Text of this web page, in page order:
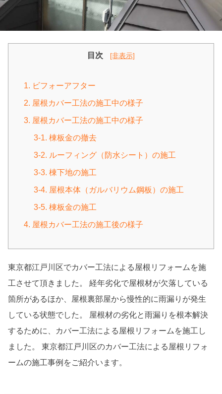
目次 [非表示]
1. ビフォーアフター
2. 屋根カバー工法の施工中の様子
3. 屋根カバー工法の施工中の様子
3-1. 棟板金の撤去
3-2. ルーフィング（防水シート）の施工
3-3. 棟下地の施工
3-4. 屋根本体（ガルバリウム鋼板）の施工
3-5. 棟板金の施工
4. 屋根カバー工法の施工後の様子
東京都江戸川区でカバー工法による屋根リフォームを施
工させて頂きました。 経年劣化で屋根材が欠落している
箇所があるほか、屋根裏部屋から慢性的に雨漏りが発生
している状態でした。 屋根材の劣化と雨漏りを根本解決
するために、カバー工法による屋根リフォームを施工し
ました。 東京都江戸川区のカバー工法による屋根リフォ
ームの施工事例をご紹介います。